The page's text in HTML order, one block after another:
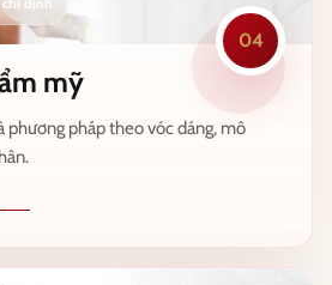
04
mỹ
phương pháp theo vóc dáng, mô